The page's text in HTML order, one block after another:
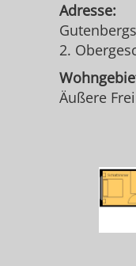
Adresse:
2.
Äußere